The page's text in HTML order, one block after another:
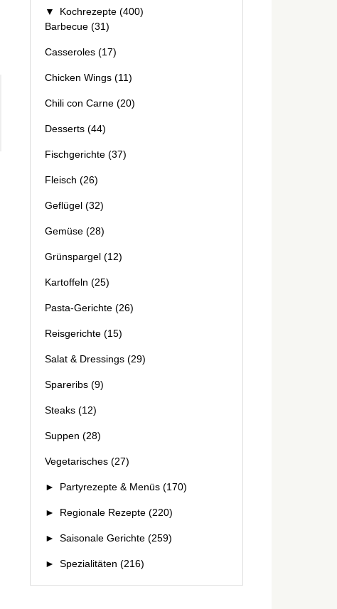
▼ Kochrezepte (400)
Barbecue (31)
Casseroles (17)
Chicken Wings (11)
Chili con Carne (20)
Desserts (44)
Fischgerichte (37)
Fleisch (26)
Geflügel (32)
Gemüse (28)
Grünspargel (12)
Kartoffeln (25)
Pasta-Gerichte (26)
Reisgerichte (15)
Salat & Dressings (29)
Spareribs (9)
Steaks (12)
Suppen (28)
Vegetarisches (27)
► Partyrezepte & Menüs (170)
► Regionale Rezepte (220)
► Saisonale Gerichte (259)
► Spezialitäten (216)